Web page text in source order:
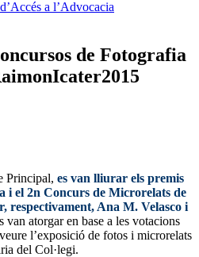
a l’Advocacia
de Fotografia
Principal, es van lliurar els premis
i el 2n Concurs de Microrelats de
respectivament, Ana M. Velasco i
van atorgar en base a les votacions
l’exposició de fotos i microrelats
del Col·legi.